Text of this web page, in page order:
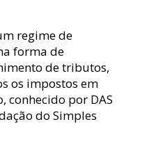
regime de
forma de
de tributos,
os impostos em
conhecido por DAS
do Simples